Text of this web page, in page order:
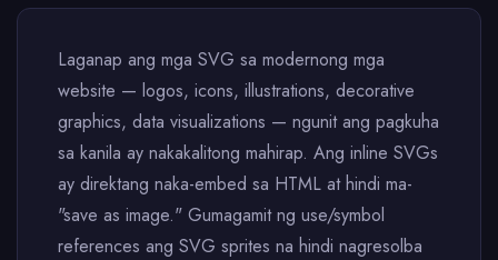
Laganap ang mga SVG sa modernong mga
website — logos, icons, illustrations, decorative
graphics, data visualizations — ngunit ang pagkuha
sa kanila ay nakakalitong mahirap. Ang inline SVGs
ay direktang naka-embed sa HTML at hindi ma-
"save as image." Gumagamit ng use/symbol
references ang SVG sprites na hindi nagresolba